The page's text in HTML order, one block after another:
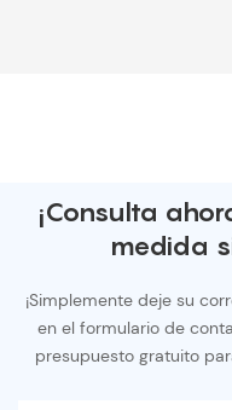
¡Consulta
medida
¡Simplemente deje su
en el formulario de
presupuesto gratuito